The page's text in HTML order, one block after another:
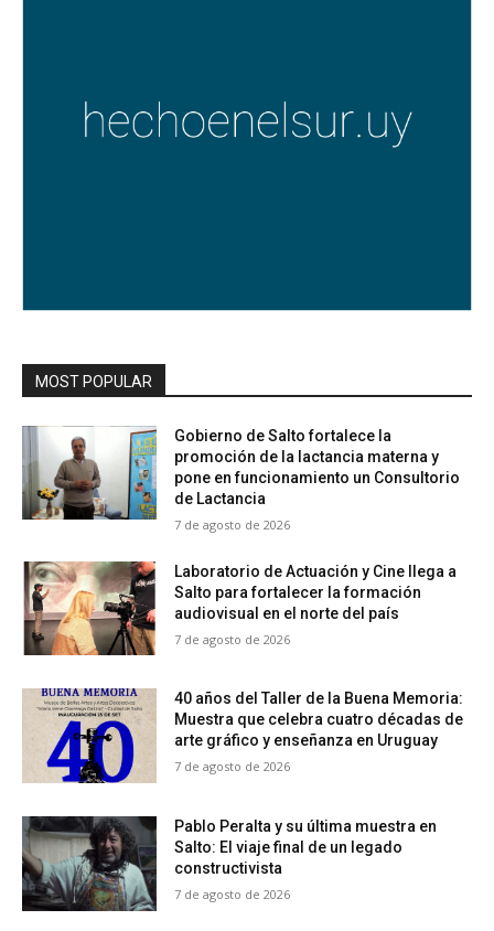
MOST POPULAR
Gobierno de Salto fortalece la
promoción de la lactancia materna y
pone en funcionamiento un Consultorio
de Lactancia
7 de agosto de 2026
Laboratorio de Actuación y Cine llega a
Salto para fortalecer la formación
audiovisual en el norte del país
7 de agosto de 2026
40 años del Taller de la Buena Memoria:
Muestra que celebra cuatro décadas de
arte gráfico y enseñanza en Uruguay
7 de agosto de 2026
Pablo Peralta y su última muestra en
Salto: El viaje final de un legado
constructivista
7 de agosto de 2026